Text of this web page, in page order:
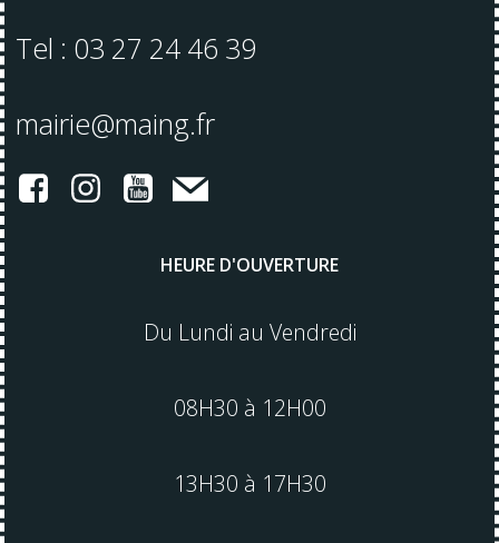
Tel : 03 27 24 46 39
mairie@maing.fr
HEURE D'OUVERTURE
Du Lundi au Vendredi
08H30 à 12H00
13H30 à 17H30